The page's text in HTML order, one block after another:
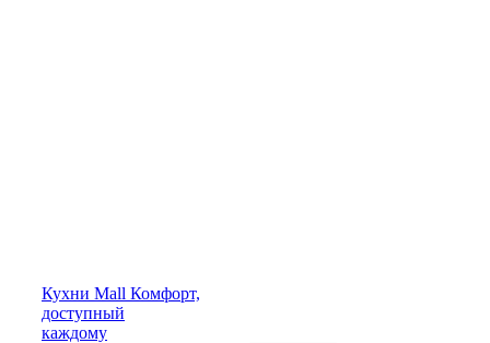
Кухни Mall Комфорт,
доступный
каждому